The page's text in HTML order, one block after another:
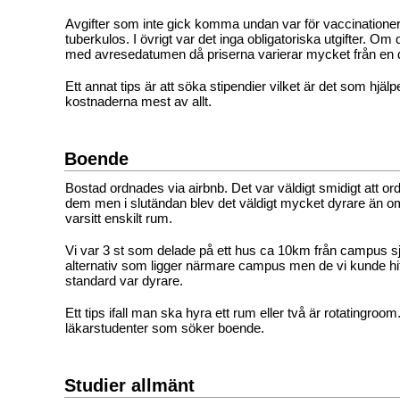
Avgifter som inte gick komma undan var för
tuberkulos. I övrigt var det inga obligatoriska utgifter. Om
med avresedatumen då priserna varierar mycket från en
Ett annat tips är att söka stipendier vilket är det som
kostnaderna mest av allt.
Boende
Bostad ordnades via airbnb. Det var väldigt smidigt att
dem men i slutändan blev det väldigt mycket dyrare än
varsitt enskilt rum.
Vi var 3 st som delade på ett hus ca 10km från campus
alternativ som ligger närmare campus men de vi kunde
standard var dyrare.
Ett tips ifall man ska hyra ett rum eller två är
läkarstudenter som söker boende.
Studier allmänt